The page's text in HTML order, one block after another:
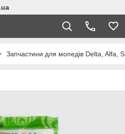
Запчастини для мопедів Delta, Alfa,